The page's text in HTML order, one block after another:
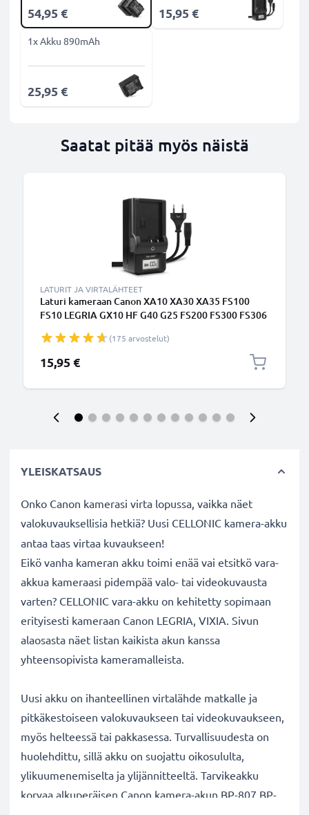
54,95 € 15,95 €
1x Akku 890mAh
25,95 €
Saatat pitää myös näistä
LATURIT JA VIRTALÄHTEET
Laturi kameraan Canon XA10 XA30 XA35 FS100
FS10 LEGRIA GX10 HF G40 G25 FS200 FS300 FS306
(175 arvostelut)
15,95 €
YLEISKATSAUS
Onko Canon kamerasi virta lopussa, vaikka näet
valokuvauksellisia hetkiä? Uusi CELLONIC kamera-akku
antaa taas virtaa kuvaukseen!
Eikö vanha kameran akku toimi enää vai etsitkö vara-
akkua kameraasi pidempää valo- tai videokuvausta
varten? CELLONIC vara-akku on kehitetty sopimaan
erityisesti kameraan Canon LEGRIA, VIXIA. Sivun
alaosasta näet listan kaikista akun kanssa
yhteensopivista kameramalleista.
Uusi akku on ihanteellinen virtalähde matkalle ja
pitkäkestoiseen valokuvaukseen tai videokuvaukseen,
myös helteessä tai pakkasessa. Turvallisuudesta on
huolehdittu, sillä akku on suojattu oikosululta,
ylikuumenemiselta ja ylijännitteeltä. Tarvikeakku
korvaa alkuperäisen Canon kamera-akun BP-807 BP-